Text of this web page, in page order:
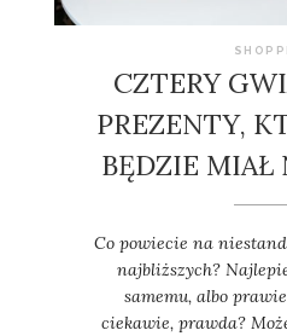
CZTERY
PREZENTY,
BĘDZIE MIAŁ
Co powiecie na
najbliższych?
samemu, albo
ciekawie, prawda?